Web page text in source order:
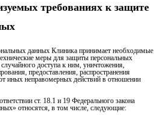
требованиях к защите
данных Клиника принимает необходимые
меры для защиты персональных
доступа к ним, уничтожения,
предоставления, распространения
иных неправомерных действий в отношении
ст. 18.1 и 19 Федерального закона
относятся, в том числе, следующие: